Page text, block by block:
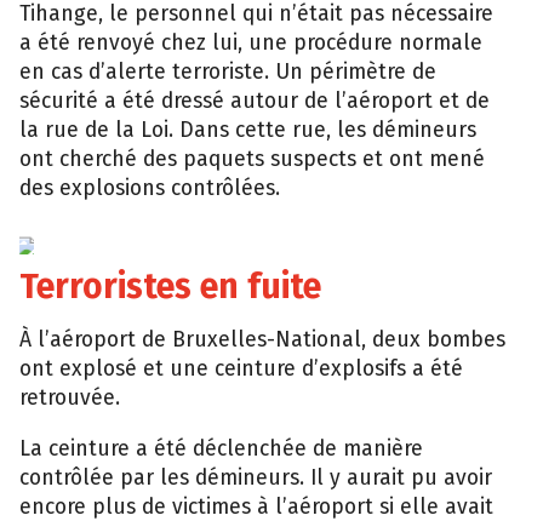
Tihange, le personnel qui n’était pas nécessaire
a été renvoyé chez lui, une procédure normale
en cas d’alerte terroriste. Un périmètre de
sécurité a été dressé autour de l’aéroport et de
la rue de la Loi. Dans cette rue, les démineurs
ont cherché des paquets suspects et ont mené
des explosions contrôlées.
EPA
Terroristes en fuite
À l’aéroport de Bruxelles-National, deux bombes
ont explosé et une ceinture d’explosifs a été
retrouvée.
La ceinture a été déclenchée de manière
contrôlée par les démineurs. Il y aurait pu avoir
encore plus de victimes à l’aéroport si elle avait